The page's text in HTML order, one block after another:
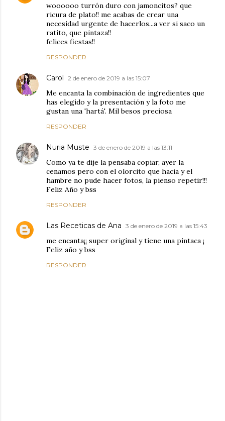
woooooo turrón duro con jamoncitos? que
ricura de plato!! me acabas de crear una
necesidad urgente de hacerlos...a ver si saco un
ratito, que pintaza!!
felices fiestas!!
RESPONDER
Carol 2 de enero de 2019 a las 15:07
Me encanta la combinación de ingredientes que
has elegido y la presentación y la foto me
gustan una 'hartá'. Mil besos preciosa
RESPONDER
Nuria Muste 3 de enero de 2019 a las 13:11
Como ya te dije la pensaba copiar, ayer la
cenamos pero con el olorcito que hacia y el
hambre no pude hacer fotos, la pienso repetir!!!
Feliz Año y bss
RESPONDER
Las Receticas de Ana 3 de enero de 2019 a las 15:43
me encanta¡¡ super original y tiene una pintaca ¡
Feliz año y bss
RESPONDER